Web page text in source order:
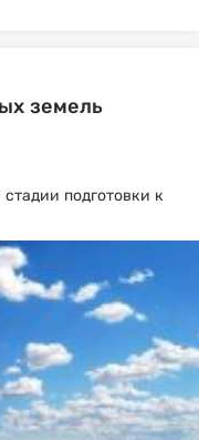
земель
подготовки к